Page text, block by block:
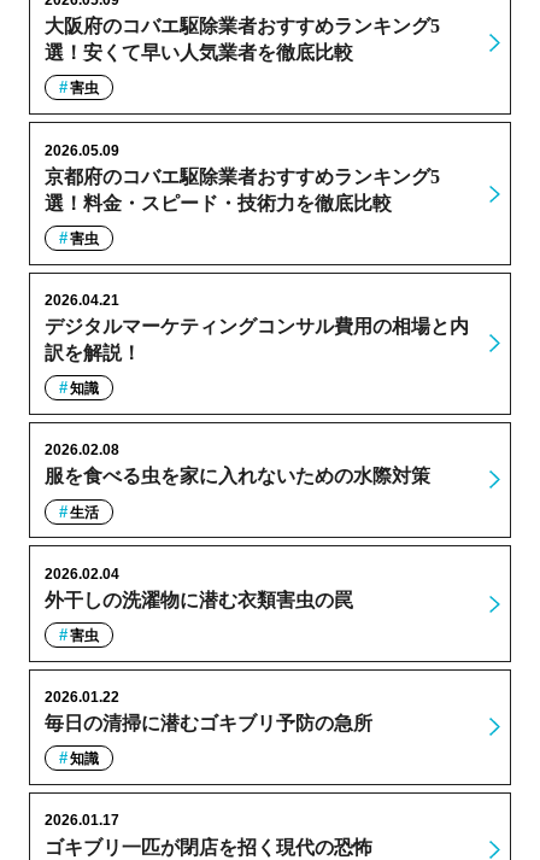
大阪府のコバエ駆除業者おすすめランキング5
選！安くて早い人気業者を徹底比較
害虫
京都府のコバエ駆除業者おすすめランキング5
選！料金・スピード・技術力を徹底比較
2026.05.09
害虫
デジタルマーケティングコンサル費用の相場と内
訳を解説！
2026.04.21
知識
服を食べる虫を家に入れないための水際対策
2026.02.08
生活
外干しの洗濯物に潜む衣類害虫の罠
2026.02.04
害虫
毎日の清掃に潜むゴキブリ予防の急所
2026.01.22
知識
ゴキブリ一匹が閉店を招く現代の恐怖
2026.01.17